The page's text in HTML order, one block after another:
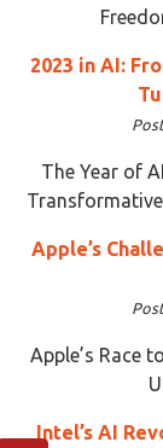
2023 in AI:
The Year of
Apple’s
Apple’s Race
Intel’s AI